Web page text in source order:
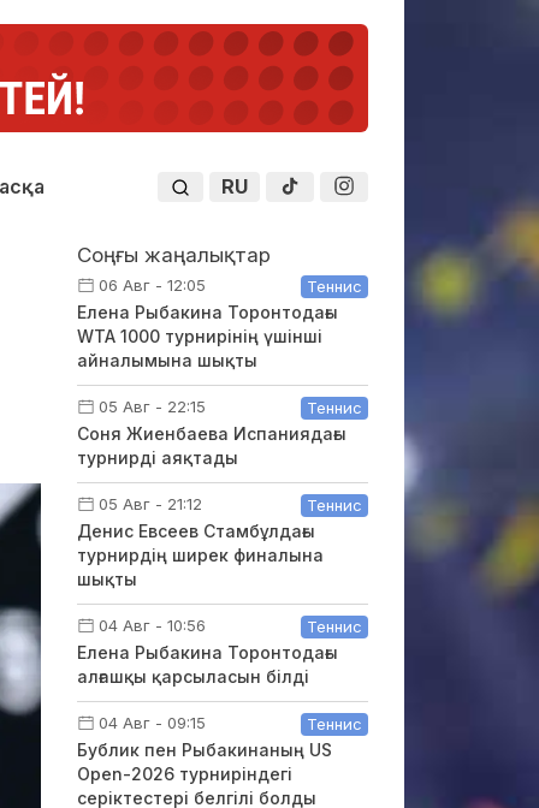
RU
Соңғы жаңалықтар
06 Авг - 12:05 Теннис
Елена Рыбакина Торонтодағы
WTA 1000 турнирінің үшінші
айналымына шықты
05 Авг - 22:15 Теннис
Соня Жиенбаева Испаниядағы
турнирді аяқтады
05 Авг - 21:12 Теннис
Денис Евсеев Стамбұлдағы
турнирдің ширек финалына
шықты
04 Авг - 10:56 Теннис
Елена Рыбакина Торонтодағы
алғашқы қарсыласын білді
04 Авг - 09:15 Теннис
Бублик пен Рыбакинаның US
Open-2026 турниріндегі
серіктестері белгілі болды